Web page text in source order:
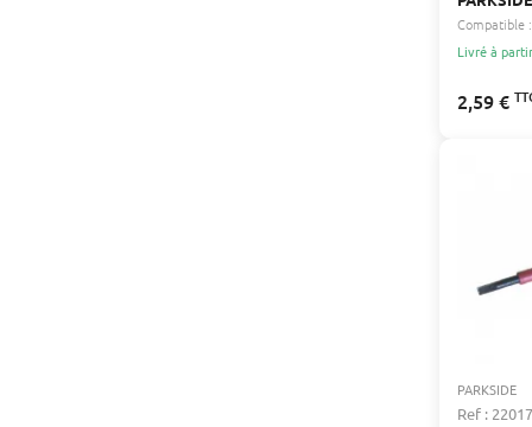
Compatible :
Livré à
2,59 €
PARKSIDE
Ref :